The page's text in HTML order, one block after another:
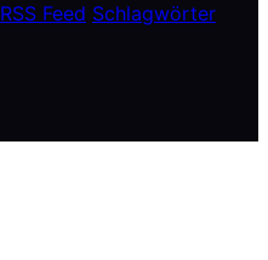
RSS Feed Schlagwörter